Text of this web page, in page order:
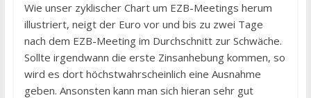
Wie unser zyklischer Chart um EZB-Meetings herum
illustriert, neigt der Euro vor und bis zu zwei Tage
nach dem EZB-Meeting im Durchschnitt zur Schwäche.
Sollte irgendwann die erste Zinsanhebung kommen, so
wird es dort höchstwahrscheinlich eine Ausnahme
geben. Ansonsten kann man sich hieran sehr gut